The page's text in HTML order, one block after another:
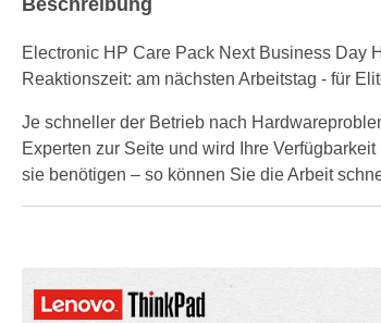
Electronic HP Care Pack Next Business Day
Reaktionszeit: am nächsten Arbeitstag - für
Je schneller der Betrieb nach
Experten zur Seite und wird Ihre
sie benötigen – so können Sie die Arbeit